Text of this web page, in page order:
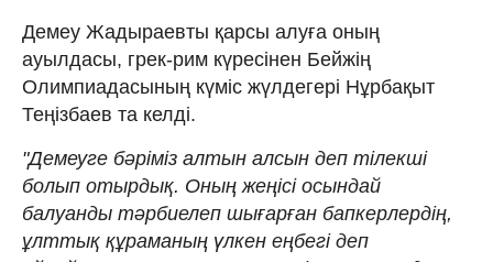
Демеу Жадыраевты қарсы алуға оның
ауылдасы, грек-рим күресінен Бейжің
Олимпиадасының күміс жүлдегері Нұрбақыт
Теңізбаев та келді.
"Демеуге бәріміз алтын алсын деп тілекші
болып отырдық. Оның жеңісі осындай
балуанды тәрбиелеп шығарған бапкерлердің,
ұлттық құраманың үлкен еңбегі деп